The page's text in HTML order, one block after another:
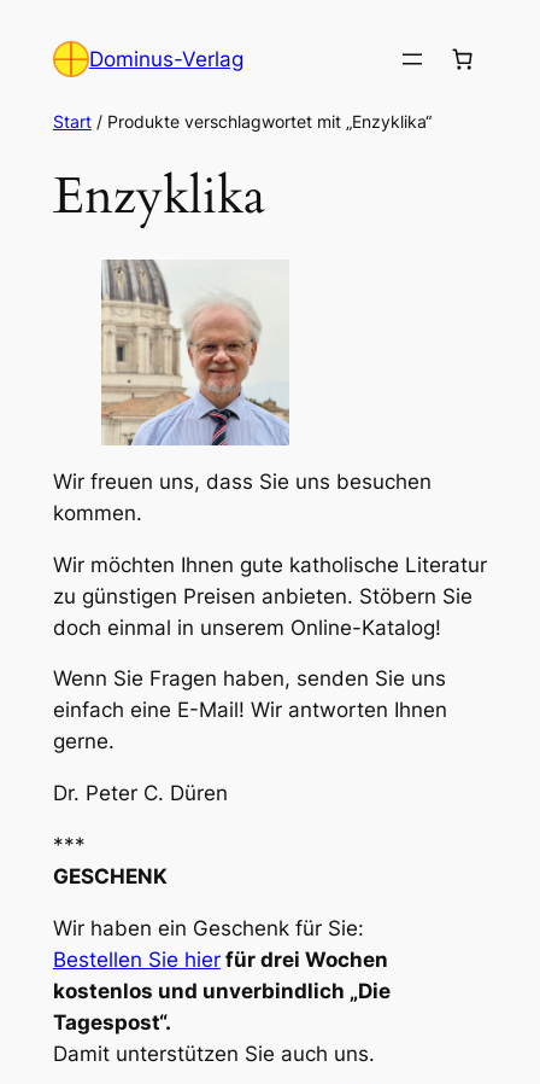
Inhalt
Dominus-Verlag
Start/ Produkte verschlagwortet mit „Enzyklika“
Enzyklika
Wir freuen uns, dass Sie uns besuchen
kommen.
Wir möchten Ihnen gute katholische Literatur
zu günstigen Preisen anbieten. Stöbern Sie
doch einmal in unserem Online-Katalog!
Wenn Sie Fragen haben, senden Sie uns
einfach eine E-Mail! Wir antworten Ihnen
gerne.
Dr. Peter C. Düren
***
GESCHENK
Wir haben ein Geschenk für Sie:
Bestellen Sie hier für drei Wochen
kostenlos und unverbindlich „Die
Tagespost“.
Damit unterstützen Sie auch uns.